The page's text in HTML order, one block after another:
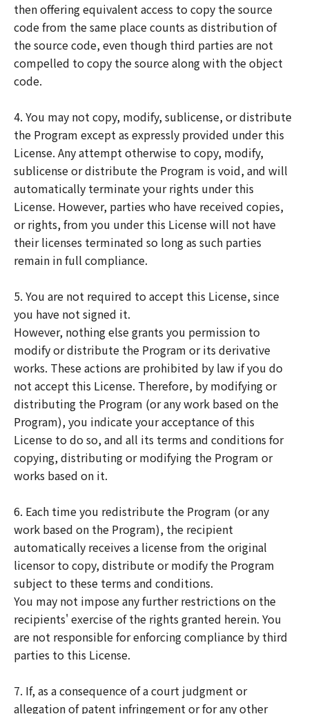
then offering equivalent access to copy the source
code from the same place counts as distribution of
the source code, even though third parties are not
compelled to copy the source along with the object
code.
4. You may not copy, modify, sublicense, or distribute
the Program except as expressly provided under this
License. Any attempt otherwise to copy, modify,
sublicense or distribute the Program is void, and will
automatically terminate your rights under this
License. However, parties who have received copies,
or rights, from you under this License will not have
their licenses terminated so long as such parties
remain in full compliance.
5. You are not required to accept this License, since
you have not signed it.
However, nothing else grants you permission to
modify or distribute the Program or its derivative
works. These actions are prohibited by law if you do
not accept this License. Therefore, by modifying or
distributing the Program (or any work based on the
Program), you indicate your acceptance of this
License to do so, and all its terms and conditions for
copying, distributing or modifying the Program or
works based on it.
6. Each time you redistribute the Program (or any
work based on the Program), the recipient
automatically receives a license from the original
licensor to copy, distribute or modify the Program
subject to these terms and conditions.
You may not impose any further restrictions on the
recipients' exercise of the rights granted herein. You
are not responsible for enforcing compliance by third
parties to this License.
7. If, as a consequence of a court judgment or
allegation of patent infringement or for any other